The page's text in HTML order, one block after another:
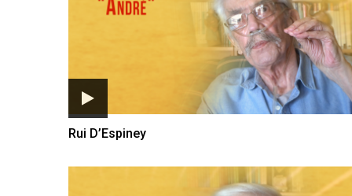
Rui D’Espiney